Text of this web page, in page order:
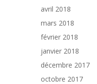
avril 2018
mars 2018
février 2018
janvier 2018
décembre 2017
octobre 2017